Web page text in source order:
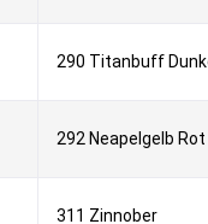
290 Titanbuff
292 Neapelgelb Rot
311 Zinnober